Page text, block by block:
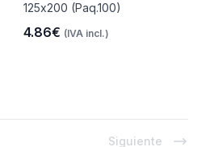
125x200 (Paq.100)
4.86€ (IVA incl.)
Siguiente